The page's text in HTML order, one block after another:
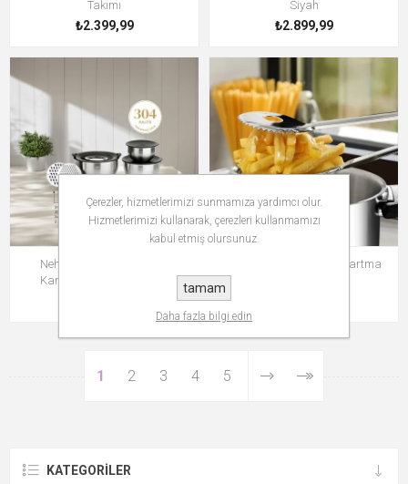
Takımı
₺2.399,99
Siyah
₺2.899,99
Nehir Silver Çelik 9 Parça
Karıştırma Kabı Seti Mat
Nehir Sade Süzgeçli Kızartma
1 2 3 4 5
KATEGORILER
Çerezler, hizmetlerimizi sunmamıza yardımcı olur.
Hizmetlerimizi kullanarak, çerezleri kullanmamızı
kabul etmiş olursunuz.
tamam
Daha fazla bilgi edin